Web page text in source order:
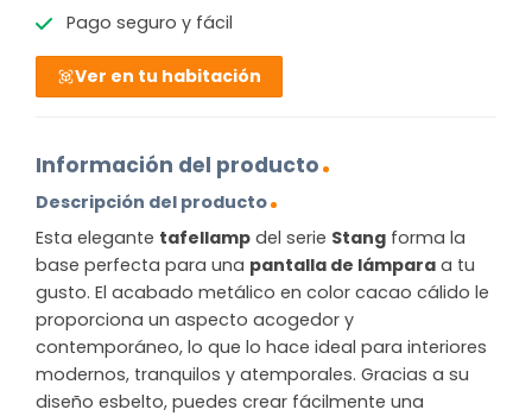
Pago seguro y fácil
Ver en tu habitación
Información del producto
Descripción del producto
Esta elegante tafellamp del serie Stang forma la
base perfecta para una pantalla de lámpara a tu
gusto. El acabado metálico en color cacao cálido le
proporciona un aspecto acogedor y
contemporáneo, lo que lo hace ideal para interiores
modernos, tranquilos y atemporales. Gracias a su
diseño esbelto, puedes crear fácilmente una